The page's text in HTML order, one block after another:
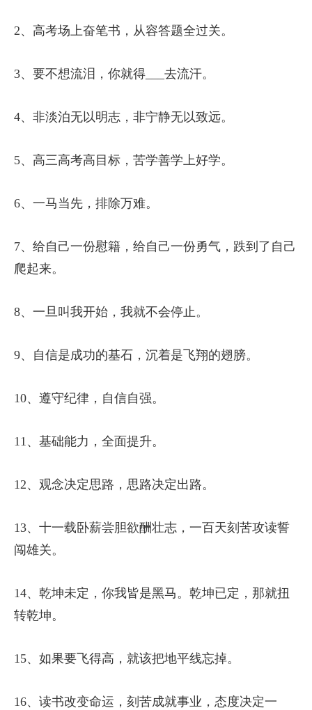
2、高考场上奋笔书，从容答题全过关。
3、要不想流泪，你就得___去流汗。
4、非淡泊无以明志，非宁静无以致远。
5、高三高考高目标，苦学善学上好学。
6、一马当先，排除万难。
7、给自己一份慰籍，给自己一份勇气，跌到了自己
爬起来。
8、一旦叫我开始，我就不会停止。
9、自信是成功的基石，沉着是飞翔的翅膀。
10、遵守纪律，自信自强。
11、基础能力，全面提升。
12、观念决定思路，思路决定出路。
13、十一载卧薪尝胆欲酬壮志，一百天刻苦攻读誓
闯雄关。
14、乾坤未定，你我皆是黑马。乾坤已定，那就扭
转乾坤。
15、如果要飞得高，就该把地平线忘掉。
16、读书改变命运，刻苦成就事业，态度决定一